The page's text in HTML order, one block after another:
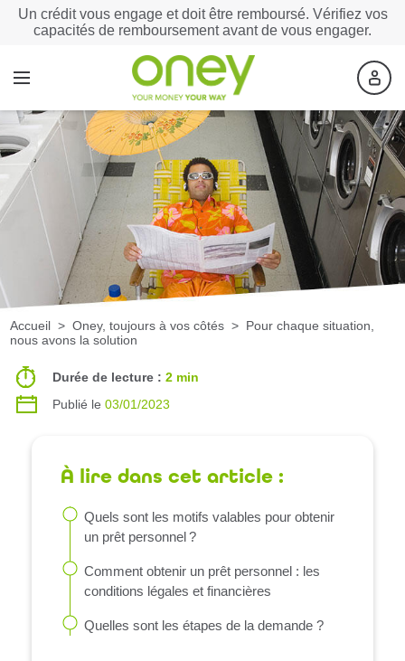
Un crédit vous engage et doit être remboursé. Vérifiez vos
capacités de remboursement avant de vous engager.
Accueil >Oney, toujours à vos côtés > Pour chaque situation,
nous avons la solution
Durée de lecture : 2 min
Publié le 03/01/2023
À lire dans cet article :
Quels sont les motifs valables pour obtenir
un prêt personnel ?
Comment obtenir un prêt personnel : les
conditions légales et financières
Quelles sont les étapes de la demande ?